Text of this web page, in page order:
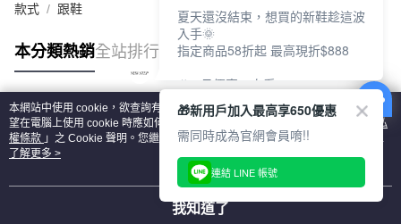
款式 跟鞋
本分類熱銷全站排行
熱門標籤
本網站中使用 cookie，欲查詢有關本網站使用 cookie 方式之詳情，及若您不希
望在電腦上使用 cookie 時應如何變更電腦的 cookie 設定，請參閱本網站「
隱私
權條款 」之 Cookie 聲明。您繼續使用本網站即表示您同意本公司得按本網站使
用條款之 Cookie 聲明使用 cookie。
了解更多 >
我知道了
夏天還沒結束，想買的新鞋趁這波
入手🌞
指定商品58折起 最高現折$888
🎉 8月優惠一次看
①LINE購物最高10%回饋
②每周限定品現折200
③指定商品58折起 最高現折$888
上班鞋、休閒鞋、涼鞋一次逛齊
好搭、出遊好走、聚會也漂亮
🎁新用戶加入最高享650優惠
需同時成為官網會員唷!!
連結 LINE 帳號